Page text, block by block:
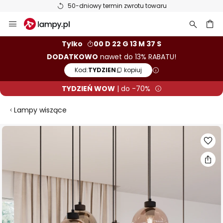
50-dniowy termin zwrotu towaru
Przejdź
do
Tylko
00 D 22 G 13 M 37 S
DODATKOWO nawet do 13% RABATU!
Kod:TYDZIEN kopiuj
TYDZIEŃ WOW| do -70%
Lampy wiszące
Przejdź
galerii